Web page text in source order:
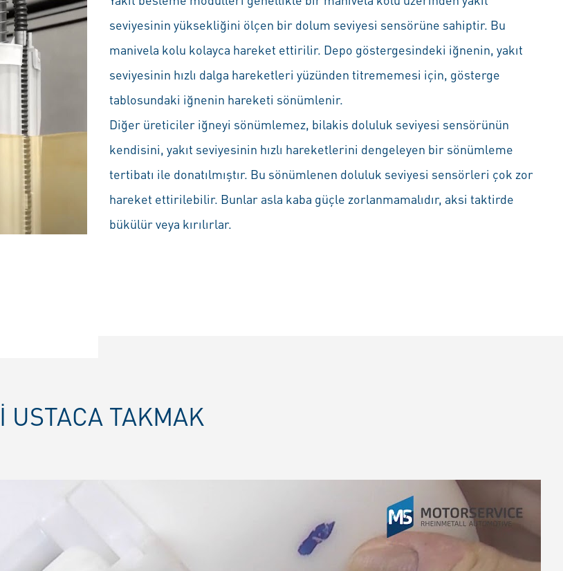
seviyesinin yüksekliğini ölçen bir dolum seviyesi sensörüne sahiptir. Bu
manivela kolu kolayca hareket ettirilir. Depo göstergesindeki iğnenin, yakıt
seviyesinin hızlı dalga hareketleri yüzünden titrememesi için, gösterge
tablosundaki iğnenin hareketi sönümlenir.
Diğer üreticiler iğneyi sönümlemez, bilakis doluluk seviyesi sensörünün
kendisini, yakıt seviyesinin hızlı hareketlerini dengeleyen bir sönümleme
tertibatı ile donatılmıştır. Bu sönümlenen doluluk seviyesi sensörleri çok zor
hareket ettirilebilir. Bunlar asla kaba güçle zorlanmamalıdır, aksi taktirde
bükülür veya kırılırlar.
TAKMAK